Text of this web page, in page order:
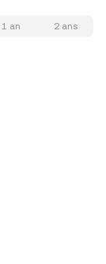
1 an 2 ans